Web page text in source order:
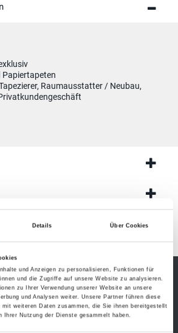
Details Über Cookies
und Anzeigen zu personalisieren, Funktionen für
und die Zugriffe auf unsere Website zu analysieren.
zu Ihrer Verwendung unserer Website an unsere
und Analysen weiter. Unsere Partner führen diese
mit weiteren Daten zusammen, die Sie ihnen bereitgestellt
Ihrer Nutzung der Dienste gesammelt haben.
Papiertapeten
Raumausstatter / Neubau,